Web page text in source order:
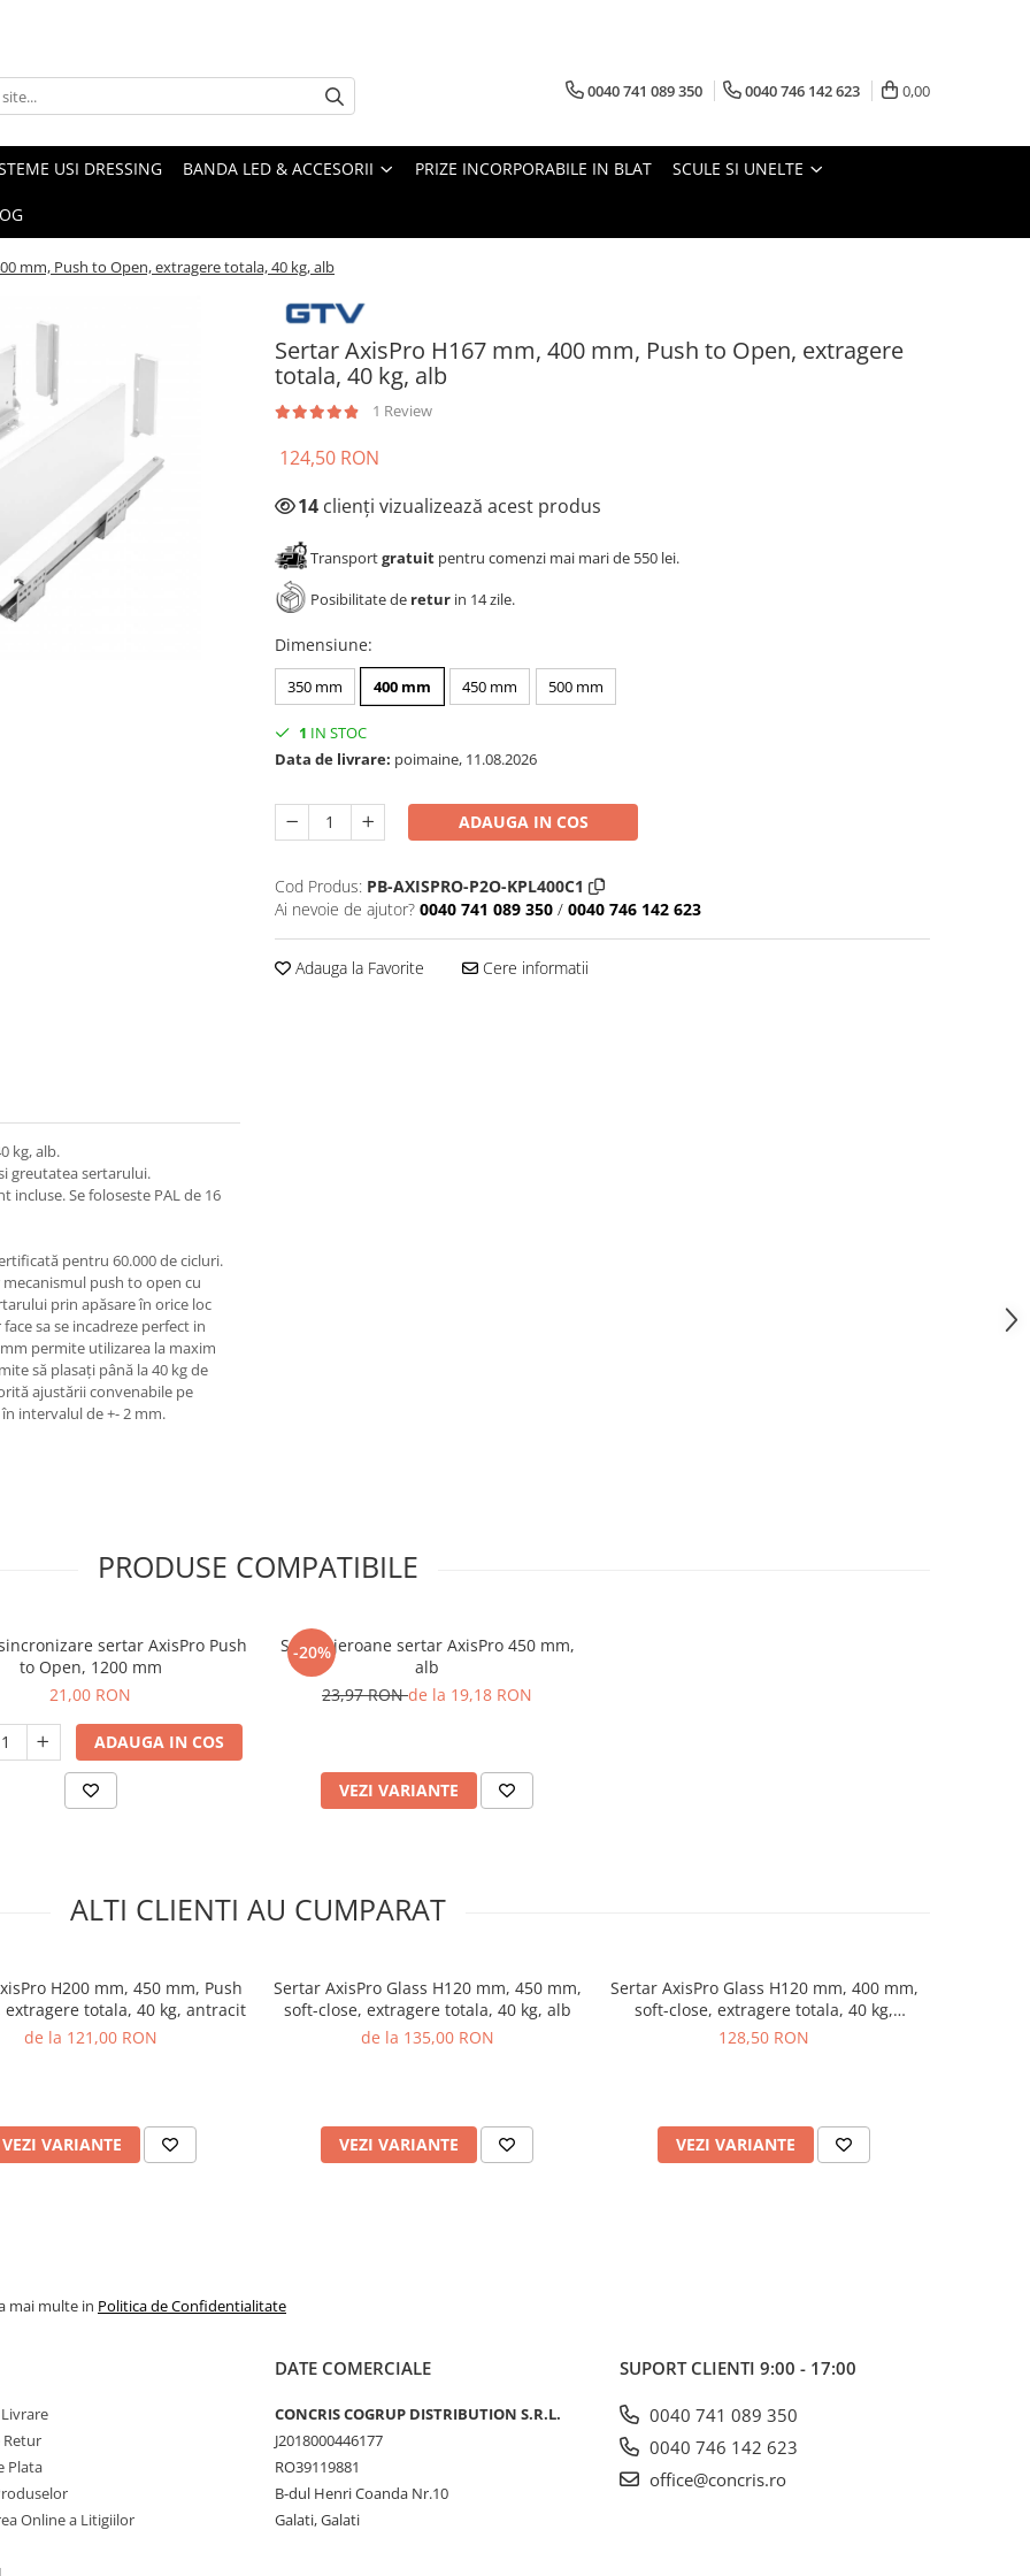
0040 741 089 350 0040 746 142 623 0,00
USI DRESSING BANDA LED & ACCESORII PRIZE INCORPORABILE IN BLAT SCULE SI UNELTE
mm, Push to Open, extragere totala, 40 kg, alb
Sertar AxisPro H167 mm, 400 mm, Push to Open, extragere
totala, 40 kg, alb
1 Review
124,50 RON
14 clienți vizualizează acest produs
Transportgratuit pentru comenzi mai mari de 550 lei.
Posibilitate de retur in 14 zile.
Dimensiune:
350 mm 400 mm 450 mm 500 mm
1 IN STOC
Data de livrare: poimaine, 11.08.2026
ADAUGA IN COS
Cod Produs: PB-AXISPRO-P2O-KPL400C1
Ai nevoie de ajutor? 0040 741 089 350 / 0040 746 142 623
Adauga la Favorite Cere informatii
kg, alb.
greutatea sertarului.
Se foloseste PAL de 16
pentru 60.000 de cicluri.
push to open cu
prin apăsare în orice loc
sa se incadreze perfect in
permite utilizarea la maxim
să plasați până la 40 kg de
ajustării convenabile pe
intervalul de +- 2 mm.
PRODUSE COMPATIBILE
sertar AxisPro Push
to Open, 1200 mm
21,00 RON
ADAUGA IN COS
-20%
Set lonjeroane sertar AxisPro 450 mm,
alb
23,97 RONde la 19,18 RON
VEZI VARIANTE
ALTI CLIENTI AU CUMPARAT
H200 mm, 450 mm, Push
extragere totala, 40 kg, antracit
de la 121,00 RON
VEZI VARIANTE
Sertar AxisPro Glass H120 mm, 450 mm,
soft-close, extragere totala, 40 kg, alb
de la 135,00 RON
VEZI VARIANTE
Sertar AxisPro Glass H120 mm, 400 mm,
soft-close, extragere totala, 40 kg,
antracit
128,50 RON
VEZI VARIANTE
mai multe in Politica de Confidentialitate
Retur
Plata
Online a Litigiilor
DATE COMERCIALE
CONCRIS COGRUP DISTRIBUTION S.R.L.
J2018000446177
RO39119881
B-dul Henri Coanda Nr.10
Galati, Galati
SUPORT CLIENTI 9:00 - 17:00
0040 741 089 350
0040 746 142 623
office@concris.ro